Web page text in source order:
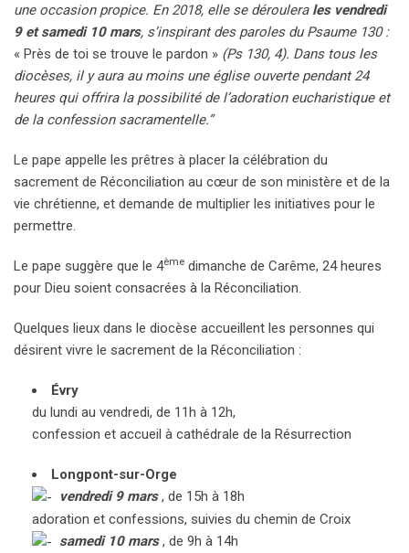
une occasion propice. En 2018, elle se déroulera les vendredi
9 et samedi 10 mars, s’inspirant des paroles du Psaume 130 :
« Près de toi se trouve le pardon » (Ps 130, 4). Dans tous les
diocèses, il y aura au moins une église ouverte pendant 24
heures qui offrira la possibilité de l’adoration eucharistique et
de la confession sacramentelle.”
Le pape appelle les prêtres à placer la célébration du
sacrement de Réconciliation au cœur de son ministère et de la
vie chrétienne, et demande de multiplier les initiatives pour le
permettre.
Le pape suggère que le 4ème dimanche de Carême, 24 heures
pour Dieu soient consacrées à la Réconciliation.
Quelques lieux dans le diocèse accueillent les personnes qui
désirent vivre le sacrement de la Réconciliation :
Évry
du lundi au vendredi, de 11h à 12h,
confession et accueil à cathédrale de la Résurrection
Longpont-sur-Orge
vendredi 9 mars , de 15h à 18h
adoration et confessions, suivies du chemin de Croix
samedi 10 mars , de 9h à 14h